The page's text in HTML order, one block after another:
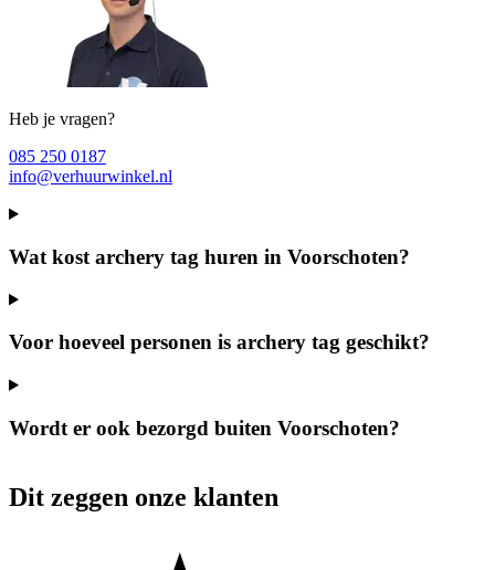
Heb je vragen?
085 250 0187
info@verhuurwinkel.nl
Wat kost archery tag huren in Voorschoten?
Voor hoeveel personen is archery tag geschikt?
Wordt er ook bezorgd buiten Voorschoten?
Dit zeggen onze klanten